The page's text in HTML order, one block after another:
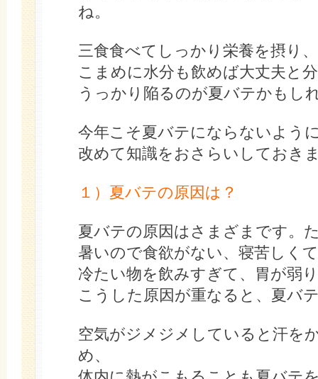
ね。
三食食べてしっかり栄養を摂り
こまめに水分も飲めば大丈夫と
うっかり陥るのが夏バテかもし
今年こそ夏バテにならないよう
改めて知識をおさらいしておき
１）夏バテの原因は？
夏バテの原因はさまざまです。
暑いので食欲がない、寝苦しく
冷たい物を飲みすぎて、胃が弱
こうした原因が重なると、夏バ
空気がジメジメしていると汗を
め、